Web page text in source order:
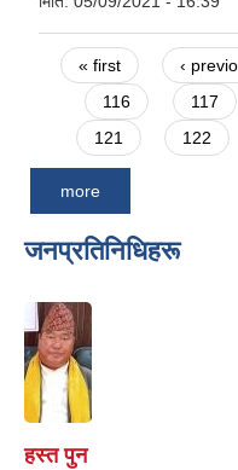
Pages
« first ‹
116
117
121
122
more
जनप्रतिनिधिहरू
हस्त पुन